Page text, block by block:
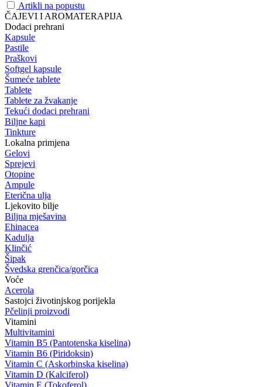
Artikli na popustu
ČAJEVI I AROMATERAPIJA
Dodaci prehrani
Kapsule
Pastile
Praškovi
Softgel kapsule
Šumeće tablete
Tablete
Tablete za žvakanje
Tekući dodaci prehrani
Biljne kapi
Tinkture
Lokalna primjena
Gelovi
Sprejevi
Otopine
Ampule
Eterična ulja
Ljekovito bilje
Biljna mješavina
Ehinacea
Kadulja
Klinčić
Šipak
Švedska grenčica/gorčica
Voće
Acerola
Sastojci životinjskog porijekla
Pčelinji proizvodi
Vitamini
Multivitamini
Vitamin B5 (Pantotenska kiselina)
Vitamin B6 (Piridoksin)
Vitamin C (Askorbinska kiselina)
Vitamin D (Kalciferol)
Vitamin E (Tokoferol)